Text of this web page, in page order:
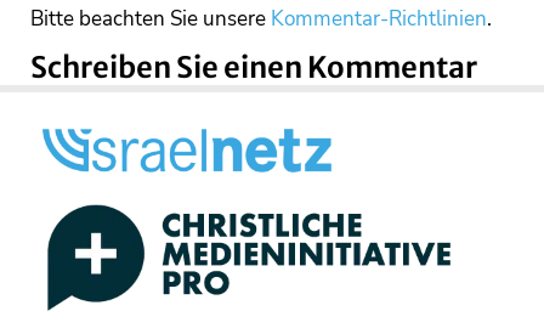
Bitte beachten Sie unsere Kommentar-Richtlinien.
Schreiben Sie einen Kommentar